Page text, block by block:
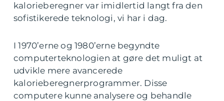
kalorieberegner var imidlertid langt fra den
sofistikerede teknologi, vi har i dag.
I 1970’erne og 1980’erne begyndte
computerteknologien at gøre det muligt at
udvikle mere avancerede
kalorieberegnerprogrammer. Disse
computere kunne analysere og behandle